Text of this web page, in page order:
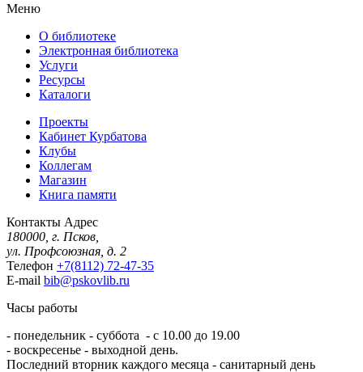
Меню
О библиотеке
Электронная библиотека
Услуги
Ресурсы
Каталоги
Проекты
Кабинет Курбатова
Клубы
Коллегам
Магазин
Книга памяти
Контакты Адрес
180000, г. Псков,
ул. Профсоюзная, д. 2
Телефон +7(8112) 72-47-35
E-mail bib@pskovlib.ru
Часы работы
- понедельник - суббота - с 10.00 до 19.00
- воскресенье - выходной день.
Последний вторник каждого месяца - санитарный день